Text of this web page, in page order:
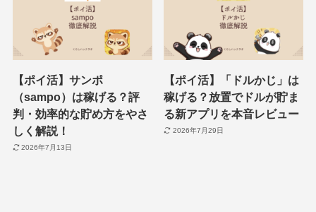
【ポイ活】サンポ
（sampo）は稼げる？評
判・効率的な貯め方をやさ
しく解説！
2026年7月13日
【ポイ活】「ドルかじ」は
稼げる？放置でドルが貯ま
る新アプリを本音レビュー
2026年7月29日